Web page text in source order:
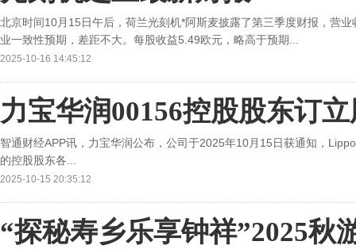
北京时间10月15日午后，荷兰光刻机*阿斯麦披露了第三季度财报，营
业一致性预期，差距不大。每股收益5.49欧元，略高于预期...
2025-10-16 14:45:12
力宝华润00156控股股东订
智通财经APP讯，力宝华润公布，公司于2025年10月15日获通知，
的控股股东各...
2025-10-15 20:35:12
“探秘寿乡乐享钟祥”2025秋